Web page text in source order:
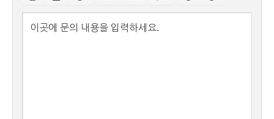
이곳에 문의 내용을 입력하세요.